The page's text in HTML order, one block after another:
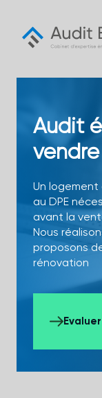
content
Audit
Un logement
au DPE
avant la
Nous
proposons
rénovation